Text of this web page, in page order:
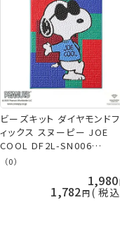
ビーズキット ダイヤモンドフ
ィックス スヌーピー JOE
COOL DF2L-SN006
PEANUTS SNOOPY 東京交
（0）
1,980
1,782 税込